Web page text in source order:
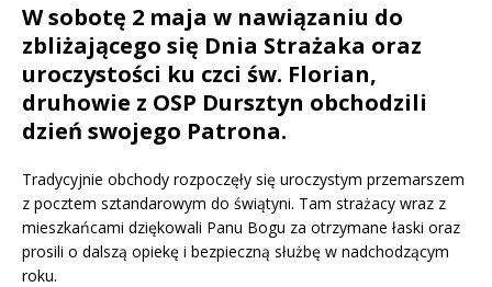
W sobotę 2 maja w nawiązaniu do
zbliżającego się Dnia Strażaka oraz
uroczystości ku czci św. Florian,
druhowie z OSP Dursztyn obchodzili
dzień swojego Patrona.
Tradycyjnie obchody rozpoczęły się uroczystym przemarszem
z pocztem sztandarowym do świątyni. Tam strażacy wraz z
mieszkańcami dziękowali Panu Bogu za otrzymane łaski oraz
prosili o dalszą opiekę i bezpieczną służbę w nadchodzącym
roku.